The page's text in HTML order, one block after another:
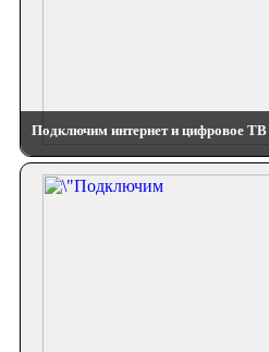
Подключим интернет и цифровое